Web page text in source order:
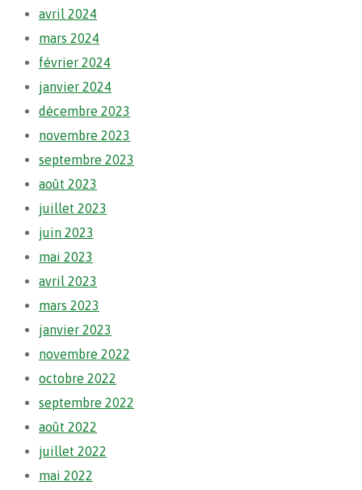
avril 2024
mars 2024
février 2024
janvier 2024
décembre 2023
novembre 2023
septembre 2023
août 2023
juillet 2023
juin 2023
mai 2023
avril 2023
mars 2023
janvier 2023
novembre 2022
octobre 2022
septembre 2022
août 2022
juillet 2022
mai 2022